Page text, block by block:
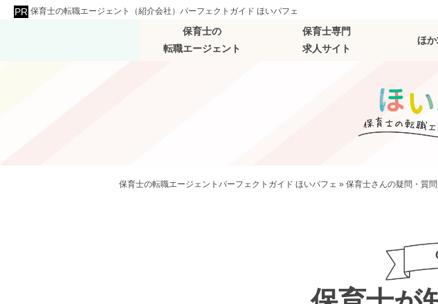
保育士の転職エージェント（紹介会社）パーフェクトガイド ほいパフェ
保育士の
転職エージェント
保育士専門
求人サイト
ほ
保育士の転職エージェントパーフェクトガイド ほいパフェ » 保育士さんの疑問・質